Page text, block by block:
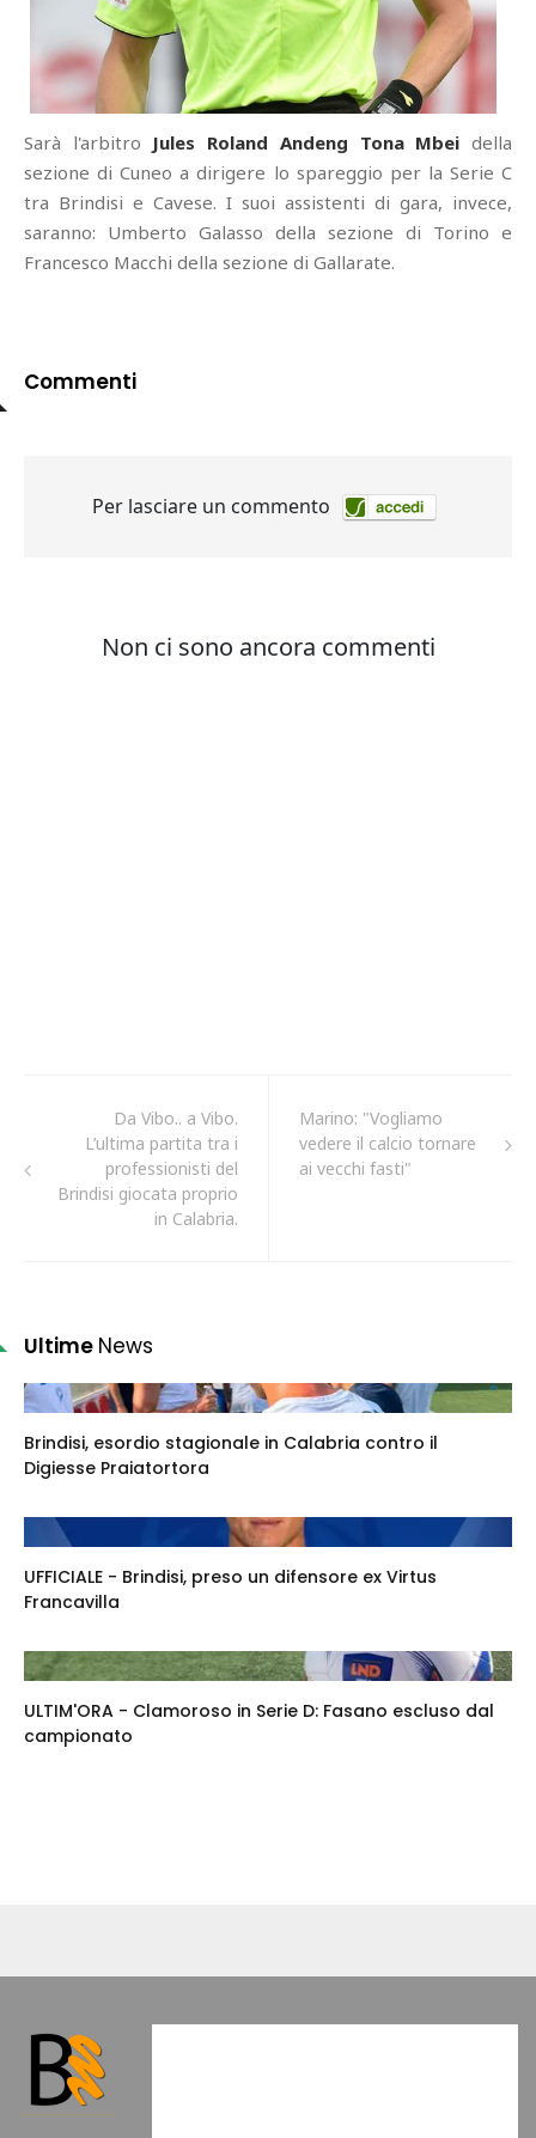
Sarà l'arbitro Jules Roland Andeng Tona Mbeidella
sezione di Cuneo a dirigere lo spareggio per la Serie C
tra Brindisi e Cavese. I suoi assistenti di gara, invece,
saranno: Umberto Galasso della sezione di Torino e
Francesco Macchi della sezione di Gallarate.
Commenti
Da Vibo.. a Vibo.
L’ultima partita tra i
professionisti del
Brindisi giocata proprio
in Calabria.
Marino: "Vogliamo
vedere il calcio tornare
ai vecchi fasti"
Ultime News
Brindisi, esordio stagionale in Calabria contro il
Digiesse Praiatortora
UFFICIALE - Brindisi, preso un difensore ex Virtus
Francavilla
ULTIM'ORA - Clamoroso in Serie D: Fasano escluso dal
campionato